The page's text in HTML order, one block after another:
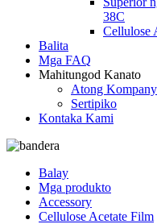
38C
Cellulose
Balita
Mga FAQ
Mahitungod Kanato
Atong
Sertipiko
Kontaka Kami
Balay
Mga produkto
Accessory
Cellulose Acetate Film